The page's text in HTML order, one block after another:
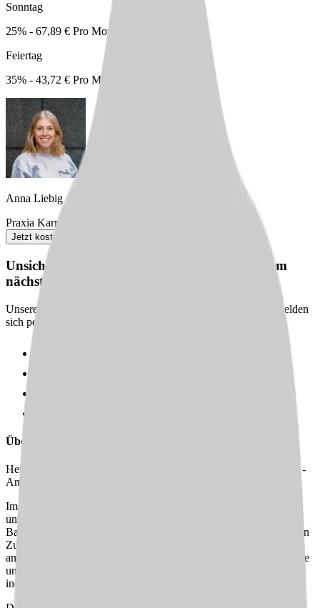
Sonntag
25% - 67,89 € Pro Monat
Feiertag
35% - 43,72 € Pro Monat
Anna Liebig
Praxia Karriereberaterin
Jetzt kostenlos anfordern
Unsicher? Wir beraten dich kostenlos zu deinem
nächsten Karriereschritt
Unsere Karriereberater finden passende Jobs für dich – und melden
sich persönlich bei dir zurück.
Über uns
Herzlich willkommen bei Rheinwaldheim Ev. Altenhilfe gGmbH -
Ambulanter Dienst!
Im ambulanten Pflegedienst Rhein-Wied Pflege Rheinwaldheim
unterstützen Sie rund 200 Patient:innen in der Verbandsgemeinde
Bad Hönningen dabei, weiterhin selbstbestimmt in ihrem vertrauten
Zuhause zu leben. Die Einrichtung bietet ein umfassendes
ambulantes Leistungsangebot aus Grundpflege, Behandlungspflege
und hauswirtschaftlicher Unterstützung und begleitet Menschen
individuell im Alltag.